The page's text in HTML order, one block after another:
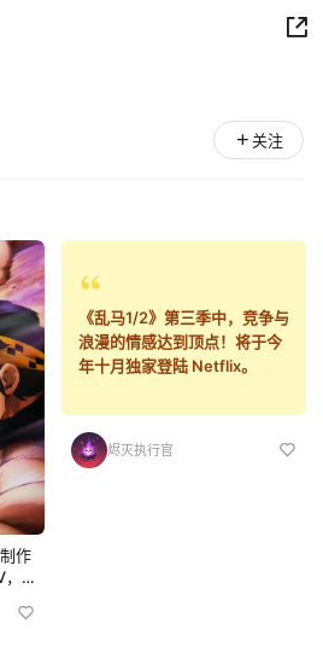
关注
作
开
两
《乱马1/2》第三季中，竞争与
浪漫的情感达到顶点！将于今
年十月独家登陆 Netflix。
烬灭执行官